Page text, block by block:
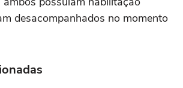
desacompanhados no momento